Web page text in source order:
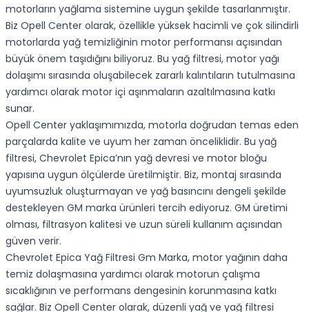
motorların yağlama sistemine uygun şekilde tasarlanmıştır.
Biz Opell Center olarak, özellikle yüksek hacimli ve çok silindirli
motorlarda yağ temizliğinin motor performansı açısından
büyük önem taşıdığını biliyoruz. Bu yağ filtresi, motor yağı
dolaşımı sırasında oluşabilecek zararlı kalıntıların tutulmasına
yardımcı olarak motor içi aşınmaların azaltılmasına katkı
sunar.
Opell Center yaklaşımımızda, motorla doğrudan temas eden
parçalarda kalite ve uyum her zaman önceliklidir. Bu yağ
filtresi, Chevrolet Epica’nın yağ devresi ve motor bloğu
yapısına uygun ölçülerde üretilmiştir. Biz, montaj sırasında
uyumsuzluk oluşturmayan ve yağ basıncını dengeli şekilde
destekleyen GM marka ürünleri tercih ediyoruz. GM üretimi
olması, filtrasyon kalitesi ve uzun süreli kullanım açısından
güven verir.
Chevrolet Epica Yağ Filtresi Gm Marka, motor yağının daha
temiz dolaşmasına yardımcı olarak motorun çalışma
sıcaklığının ve performans dengesinin korunmasına katkı
sağlar. Biz Opell Center olarak, düzenli yağ ve yağ filtresi